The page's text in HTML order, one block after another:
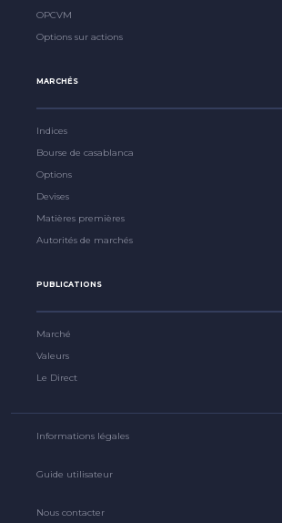
OPCVM
Options sur actions
MARCHÉS
Indices
Bourse de casablanca
Options
Devises
Matières premières
Autorités de marchés
PUBLICATIONS
Marché
Valeurs
Le Direct
Informations légales
Guide utilisateur
Nous contacter